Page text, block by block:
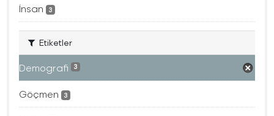
İnsan 3
Etiketler
Demografi 3
Göçmen 3